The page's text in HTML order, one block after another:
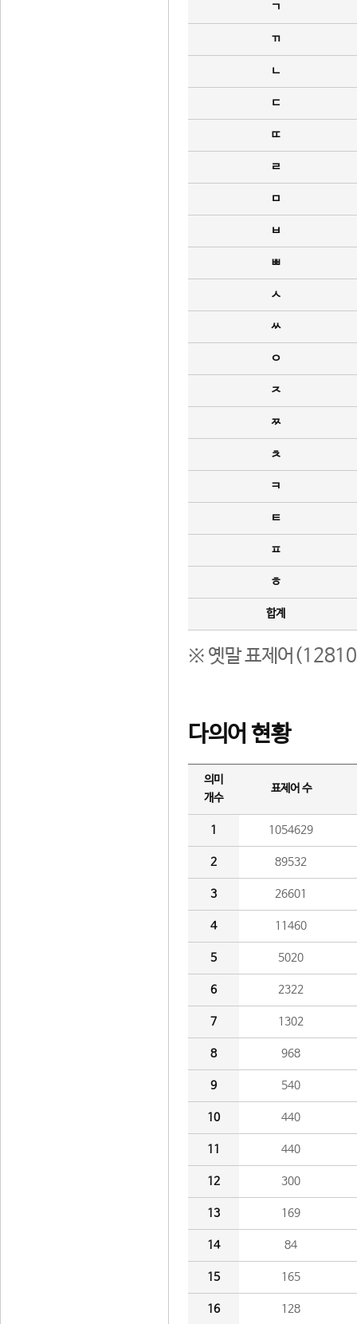
ㄱ
ㄲ
ㄴ
ㄷ
ㄸ
ㄹ
ㅁ
ㅂ
ㅃ
ㅅ
ㅆ
ㅇ
ㅈ
ㅉ
ㅊ
ㅋ
ㅌ
ㅍ
ㅎ
합계
※ 옛말 표제어(12810
다의어 현황
의미
개수
표제어 수
1 1054629
2 89532
3 26601
4 11460
5 5020
6 2322
7 1302
8 968
9 540
10 440
11 440
12 300
13 169
14 84
15 165
16 128